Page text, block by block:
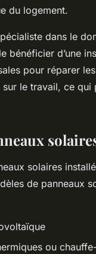
du logement.
dans le
bénéficier d’une
pour réparer
le travail, ce qui
solaires
de panneaux
ou